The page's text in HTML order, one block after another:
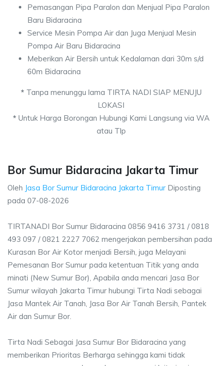
Pemasangan Pipa Paralon dan Menjual Pipa Paralon
Baru Bidaracina
Service Mesin Pompa Air dan Juga Menjual Mesin
Pompa Air Baru Bidaracina
Meberikan Air Bersih untuk Kedalaman dari 30m s/d
60m Bidaracina
*Tanpa menunggu lama TIRTA NADI SIAP MENUJU
LOKASI
*Untuk Harga Borongan Hubungi Kami Langsung via WA
atau Tlp
Bor Sumur Bidaracina Jakarta Timur
Oleh Jasa Bor Sumur Bidaracina Jakarta Timur Diposting
pada 07-08-2026
TIRTANADI Bor Sumur Bidaracina 0856 9416 3731 / 0818
493 097 / 0821 2227 7062 mengerjakan pembersihan pada
Kurasan Bor Air Kotor menjadi Bersih, juga Melayani
Pemesanan Bor Sumur pada ketentuan Titik yang anda
minati (New Sumur Bor), Apabila anda mencari Jasa Bor
Sumur wilayah Jakarta Timur hubungi Tirta Nadi sebagai
Jasa Mantek Air Tanah, Jasa Bor Air Tanah Bersih, Pantek
Air dan Sumur Bor.
Tirta Nadi Sebagai Jasa Sumur Bor Bidaracina yang
memberikan Prioritas Berharga sehingga kami tidak